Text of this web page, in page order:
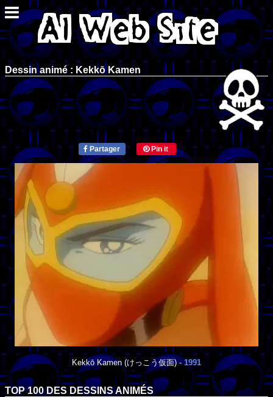
Dessin animé : Kekkō Kamen
Partager Pin it
Kekkō Kamen(けっこう仮面) -1991
TOP 100 DES DESSINS ANIMÉS